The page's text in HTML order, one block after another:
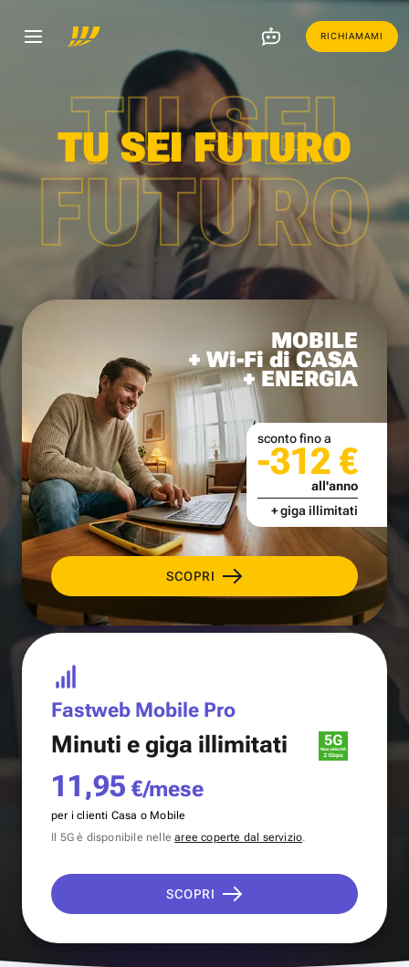
RICHIAMAMI
TU SEI
FUTURO
TU SEI FUTURO
MOBILE
+ Wi-Fi di CASA
+ ENERGIA
SCOPRI
sconto fino a
-312 €
all'anno
+ giga illimitati
Fastweb Mobile Pro
Minuti e giga illimitati
11,95 €/mese
per i clienti Casa o Mobile
Il 5G è disponibile nellearee coperte dal servizio.
SCOPRI